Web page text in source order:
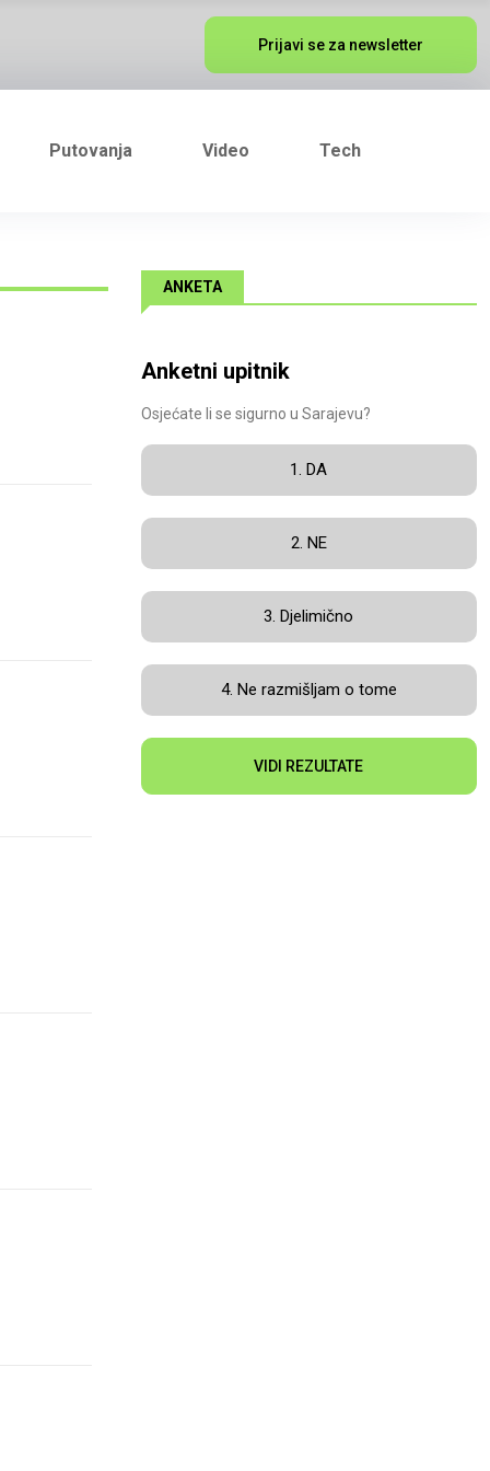
Prijavi se za newsletter
Putovanja Video Tech
ANKETA
Anketni upitnik
Osjećate li se sigurno u Sarajevu?
1. DA
2. NE
3. Djelimično
4. Ne razmišljam o tome
VIDI REZULTATE